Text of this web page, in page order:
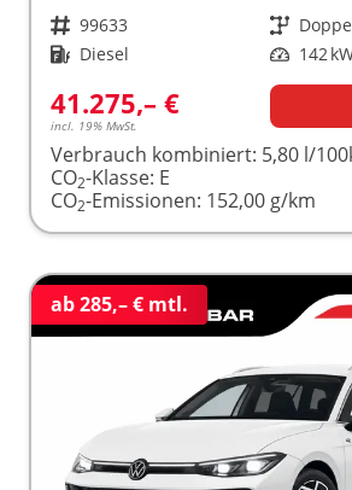
Fahrzeugnr. 99633 Getriebe
Kraftstoff Diesel Leistung 142
41.275,– €
incl. 19% MwSt.
Verbrauch kombiniert: 5,80 l/
CO2-Klasse: E
CO2-Emissionen: 152,00 g/km
ab 285,– € mtl.